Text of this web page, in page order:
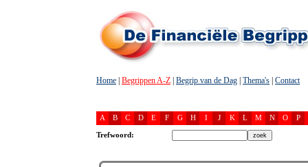
Home Begrippen A-Z Begrip van de Dag Thema's Contact
A B C D E F G H I J K L M N O P
Trefwoord: